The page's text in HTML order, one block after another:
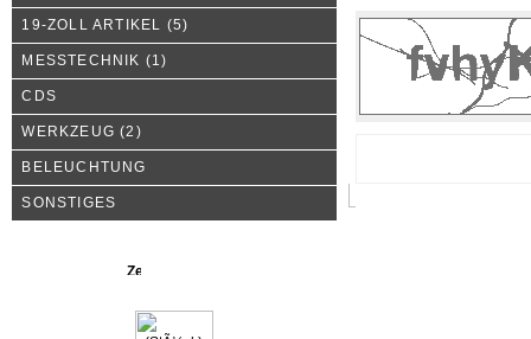
19-ZOLL ARTIKEL (5)
MESSTECHNIK (1)
CDS
WERKZEUG (2)
BELEUCHTUNG
SONSTIGES